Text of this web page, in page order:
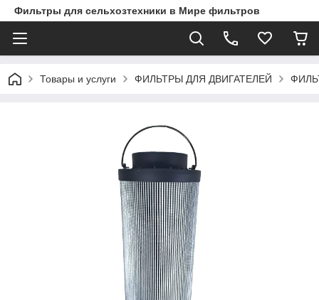
Фильтры для сельхозтехники в Мире фильтров
Товары и услуги ФИЛЬТРЫ ДЛЯ ДВИГАТЕЛЕЙ